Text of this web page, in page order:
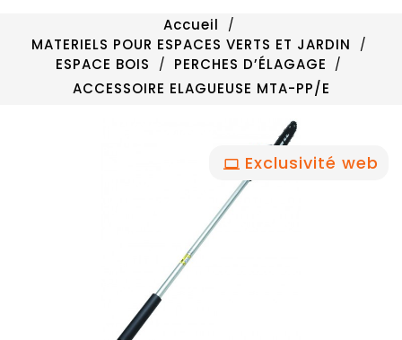
Accueil
MATERIELS POUR ESPACES VERTS ET JARDIN
ESPACE BOIS
PERCHES D’ÉLAGAGE
ACCESSOIRE ELAGUEUSE MTA-PP/E
Exclusivité web